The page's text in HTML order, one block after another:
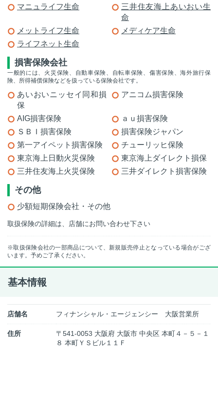
マニュライフ生命
三井住友海上あいおい生
命
メットライフ生命
メディケア生命
ライフネット生命
損害保険会社
一般的には、火災保険、自動車保険、自転車保険、傷害保険、海外旅行保
険、所得補償保険などを扱っている保険会社です。
あいおいニッセイ同和損
保
アニコム損害保険
AIG損害保険
ａｕ損害保険
ＳＢＩ損害保険
損害保険ジャパン
第一アイペット損害保険
チューリッヒ保険
東京海上日動火災保険
東京海上ダイレクト損保
三井住友海上火災保険
三井ダイレクト損害保険
その他
少額短期保険会社・その他
取扱保険の詳細は、店舗にお問い合わせ下さい
※取扱保険会社の一部商品について、新規販売停止となっている場合がござ
います。予めご了承ください。
基本情報
店舗名 フィナンシャル・エージェンシー 大阪営業所
住所
〒541-0053 大阪府 大阪市 中央区 本町４－５－１
８ 本町ＹＳビル１１Ｆ